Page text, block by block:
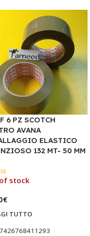
6 PZ SCOTCH
AVANA
ELASTICO
132 MT- 50 MM
stock
€
TUTTO
7426768411293